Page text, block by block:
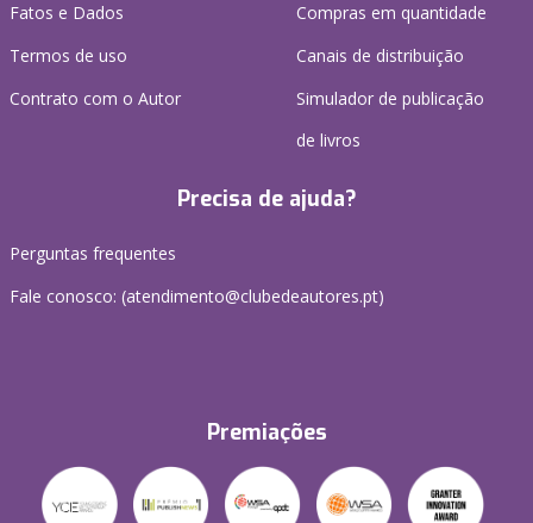
Fatos e Dados
Termos de uso
Contrato com o Autor
Compras em quantidade
Canais de distribuição
Simulador de publicação
de livros
Precisa de ajuda?
Perguntas frequentes
Fale conosco: (atendimento@clubedeautores.pt)
Premiações